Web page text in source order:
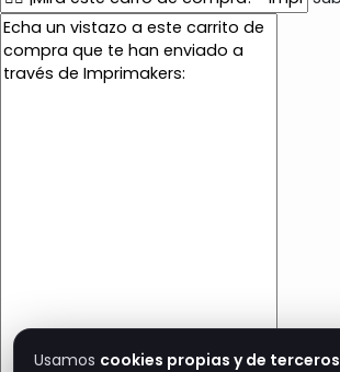
E
m
a
Usamos cookies propias y de terceros